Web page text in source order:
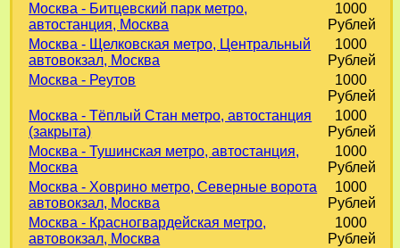
Москва - Битцевский парк метро,
автостанция, Москва
1000
Рублей
Москва - Щелковская метро, Центральный
автовокзал, Москва
1000
Рублей
Москва - Реутов
1000
Рублей
Москва - Тёплый Стан метро, автостанция
(закрыта)
1000
Рублей
Москва - Тушинская метро, автостанция,
Москва
1000
Рублей
Москва - Ховрино метро, Северные ворота
автовокзал, Москва
1000
Рублей
Москва - Красногвардейская метро,
автовокзал, Москва
1000
Рублей